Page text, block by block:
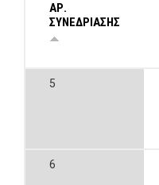
ΑΡ.
ΣΥΝΕΔΡΙΑΣΗΣ
5
6